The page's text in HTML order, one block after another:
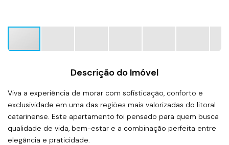
Descrição do Imóvel
Viva a experiência de morar com sofisticação, conforto e
exclusividade em uma das regiões mais valorizadas do litoral
catarinense. Este apartamento foi pensado para quem busca
qualidade de vida, bem-estar e a combinação perfeita entre
elegância e praticidade.